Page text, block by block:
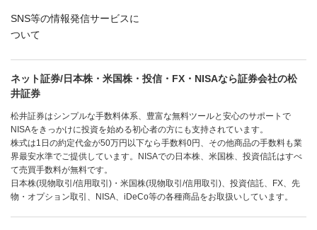
SNS等の情報発信サービスに
ついて
ネット証券/日本株・米国株・投信・FX・NISAなら証券会社の松
井証券
松井証券はシンプルな手数料体系、豊富な無料ツールと安心のサポートで
NISAをきっかけに投資を始める初心者の方にも支持されています。
株式は1日の約定代金が50万円以下なら手数料0円、その他商品の手数料も業
界最安水準でご提供しています。NISAでの日本株、米国株、投資信託はすべ
て売買手数料が無料です。
日本株(現物取引/信用取引)・米国株(現物取引/信用取引)、投資信託、FX、先
物・オプション取引、NISA、iDeCo等の各種商品をお取扱いしています。